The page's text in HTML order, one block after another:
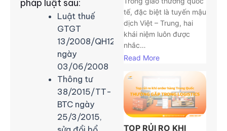
pháp luật sau:
Luật thuế
GTGT
13/2008/QH12
ngày
03/06/2008
Thông tư
38/2015/TT-
BTC ngày
25/3/2015,
tế, đặc biệt là tuyến mậu
dịch Việt – Trung, hai
khái niệm luôn được
nhắc…
Read More
TOP RỦI RO KHI